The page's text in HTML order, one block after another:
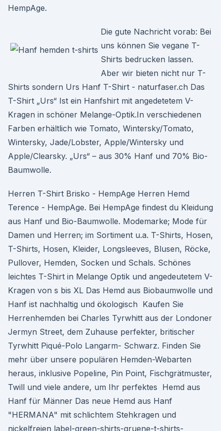
HempAge.
Die gute Nachricht vorab: Bei
uns können Sie vegane T-
Shirts bedrucken lassen.
Aber wir bieten nicht nur T-
Shirts sondern Urs Hanf T-Shirt - naturfaser.ch Das
T-Shirt „Urs“ Ist ein Hanfshirt mit angedetetem V-
Kragen in schöner Melange-Optik.In verschiedenen
Farben erhältlich wie Tomato, Wintersky/Tomato,
Wintersky, Jade/Lobster, Apple/Wintersky und
Apple/Clearsky. „Urs“ – aus 30% Hanf und 70% Bio-
Baumwolle.
Herren T-Shirt Brisko - HempAge Herren Hemd
Terence - HempAge. Bei HempAge findest du Kleidung
aus Hanf und Bio-Baumwolle. Modemarke; Mode für
Damen und Herren; im Sortiment u.a. T-Shirts, Hosen,
T-Shirts, Hosen, Kleider, Longsleeves, Blusen, Röcke,
Pullover, Hemden, Socken und Schals. Schönes
leichtes T-Shirt in Melange Optik und angedeutetem V-
Kragen von s bis XL Das Hemd aus Biobaumwolle und
Hanf ist nachhaltig und ökologisch Kaufen Sie
Herrenhemden bei Charles Tyrwhitt aus der Londoner
Jermyn Street, dem Zuhause perfekter, britischer
Tyrwhitt Piqué-Polo Langarm- Schwarz. Finden Sie
mehr über unsere populären Hemden-Webarten
heraus, inklusive Popeline, Pin Point, Fischgrätmuster,
Twill und viele andere, um Ihr perfektes Hemd aus
Hanf für Männer Das neue Hemd aus Hanf
"HERMANA" mit schlichtem Stehkragen und
nickelfreien label-green-shirts-gruene-t-shirts-